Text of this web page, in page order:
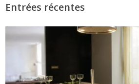
Entrées récentes